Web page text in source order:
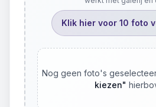
Klik hier voor 10 foto
Nog geen foto's
kiezen"